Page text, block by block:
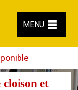
MENU
cloison et